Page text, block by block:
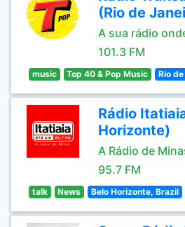
(Rio de
A sua rádio
101.3 FM
music Top 40 & Pop Music Rio
Rádio
Horizonte)
A Rádio de
95.7 FM
talk News Belo Horizonte, Brazil